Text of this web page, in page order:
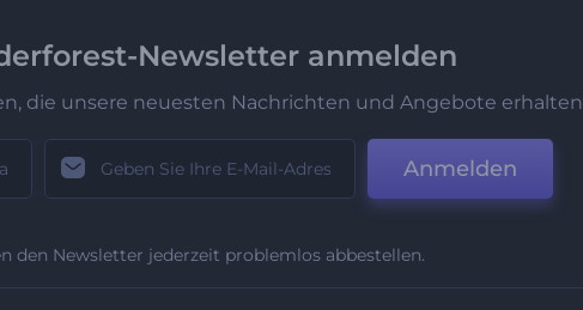
Newsletter anmelden
die unsere neuesten Nachrichten und Angebote erhalten
Anmelden
den Newsletter jederzeit problemlos abbestellen.